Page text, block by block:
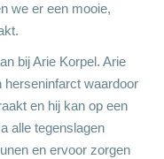
we er een mooie,
bij Arie Korpel. Arie
herseninfarct waardoor
en hij kan op een
alle tegenslagen
en ervoor zorgen